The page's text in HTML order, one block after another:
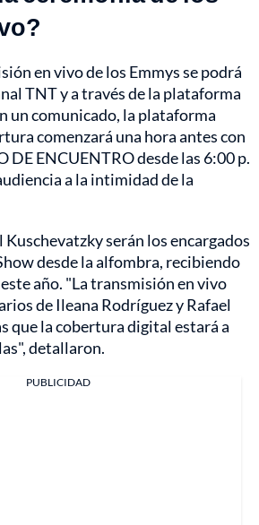
en vivo de los Emmys se podrá
TNT y a través de la plataforma
un comunicado, la plataforma
comenzará una hora antes con
DE ENCUENTRO desde las 6:00 p.
a la intimidad de la
Kuschevatzky serán los encargados
desde la alfombra, recibiendo
año. "La transmisión en vivo
de Ileana Rodríguez y Rafael
que la cobertura digital estará a
detallaron.
PUBLICIDAD